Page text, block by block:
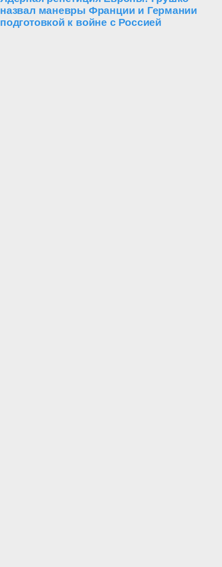
назвал маневры Франции и Германии
подготовкой к войне с Россией